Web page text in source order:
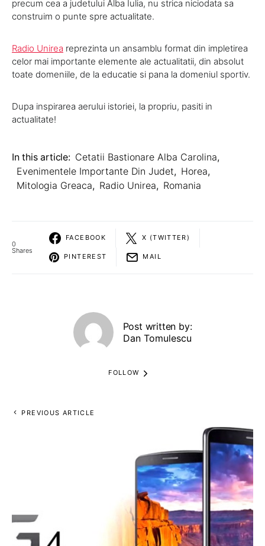
precum cea a judetului Alba Iulia, nu strica niciodata sa
construim o punte spre actualitate.
Radio Unirea reprezinta un ansamblu format din impletirea
celor mai importante elemente ale actualitatii, din absolut
toate domeniile, de la educatie si pana la domeniul sportiv.
Dupa inspirarea aerului istoriei, la propriu, pasiti in
actualitate!
In this article: Cetatii Bastionare Alba Carolina,
Evenimentele Importante Din Judet, Horea,
Mitologia Greaca, Radio Unirea, Romania
0
Shares
FACEBOOK X (TWITTER)
PINTEREST MAIL
Post written by:
Dan Tomulescu
FOLLOW
PREVIOUS ARTICLE